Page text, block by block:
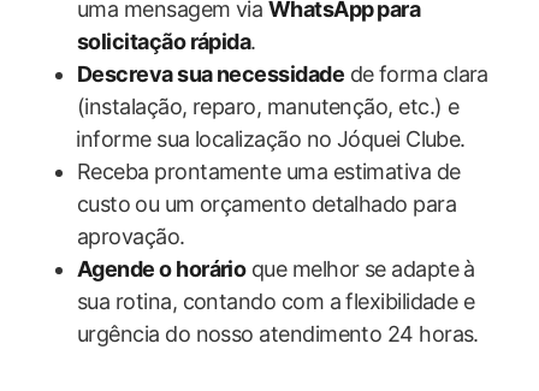
uma mensagem via WhatsApp ⁢para
solicitação rápida.
Descreva sua necessidade de‍ forma clara
(instalação, reparo, manutenção, etc.) e
⁣informe sua localização no Jóquei Clube.
Receba prontamente uma ​estimativa de
custo⁢ ou um orçamento detalhado para
aprovação.
Agende o horárioque melhor se‌ adapte à
sua rotina, contando com a flexibilidade e
urgência do nosso atendimento 24 horas.